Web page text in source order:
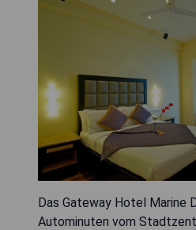
Das Gateway Hotel Marine
Autominuten vom